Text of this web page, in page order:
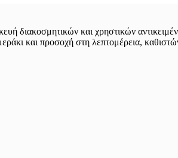
διακοσμητικών και χρηστικών
και προσοχή στη λεπτομέρεια,